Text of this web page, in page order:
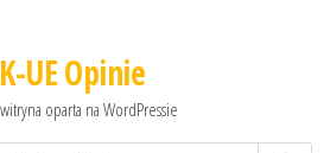
UE Opinie
oparta na WordPressie